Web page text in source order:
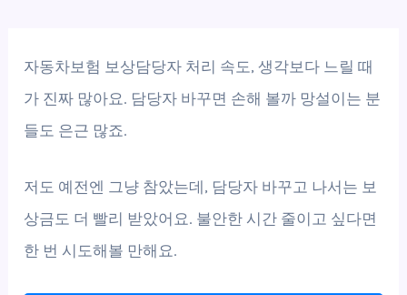
자동차보험 보상담당자 처리 속도, 생각보다 느릴 때
가 진짜 많아요. 담당자 바꾸면 손해 볼까 망설이는 분
들도 은근 많죠.
저도 예전엔 그냥 참았는데, 담당자 바꾸고 나서는 보
상금도 더 빨리 받았어요. 불안한 시간 줄이고 싶다면
한 번 시도해볼 만해요.